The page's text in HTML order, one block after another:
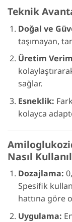
Teknik
Doğal ve
taşımayan,
Üretim
sağlar.
Esneklik:
kolayca
Nasıl
Dozajlama:
Spesifik
hattına göre
Uygulama: